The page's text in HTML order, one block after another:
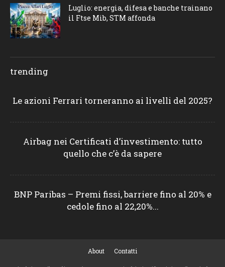
Luglio: energia, difesa e banche trainano
il Ftse Mib, STM affonda
trending
Le azioni Ferrari torneranno ai livelli del 2025?
Airbag nei Certificati d’investimento: tutto
quello che c’è da sapere
BNP Paribas – Premi fissi, barriere fino al 20% e
cedole fino al 22,20%...
About Contatti